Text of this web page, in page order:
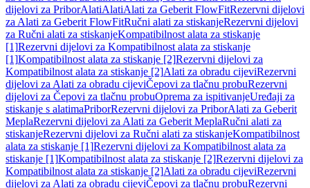
dijelovi za PriborAlatiAlatiAlati za Geberit FlowFitRezervni dijelovi
za Alati za Geberit FlowFitRučni alati za stiskanjeRezervni dijelovi
za Ručni alati za stiskanjeKompatibilnost alata za stiskanje
[1]Rezervni dijelovi za Kompatibilnost alata za stiskanje
[1]Kompatibilnost alata za stiskanje [2]Rezervni dijelovi za
Kompatibilnost alata za stiskanje [2]Alati za obradu cijeviRezervni
dijelovi za Alati za obradu cijeviČepovi za tlačnu probuRezervni
dijelovi za Čepovi za tlačnu probuOprema za ispitivanjeUređaji za
stiskanje s alatimaPriborRezervni dijelovi za PriborAlati za Geberit
MeplaRezervni dijelovi za Alati za Geberit MeplaRučni alati za
stiskanjeRezervni dijelovi za Ručni alati za stiskanjeKompatibilnost
alata za stiskanje [1]Rezervni dijelovi za Kompatibilnost alata za
stiskanje [1]Kompatibilnost alata za stiskanje [2]Rezervni dijelovi za
Kompatibilnost alata za stiskanje [2]Alati za obradu cijeviRezervni
dijelovi za Alati za obradu cijeviČepovi za tlačnu probuRezervni